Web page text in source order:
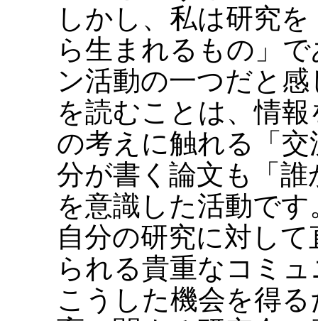
しかし、私は研究
ら生まれるもの」
ン活動の一つだと
を読むことは、情
の考えに触れる「
分が書く論文も「
を意識した活動で
自分の研究に対し
られる貴重なコミ
こうした機会を得